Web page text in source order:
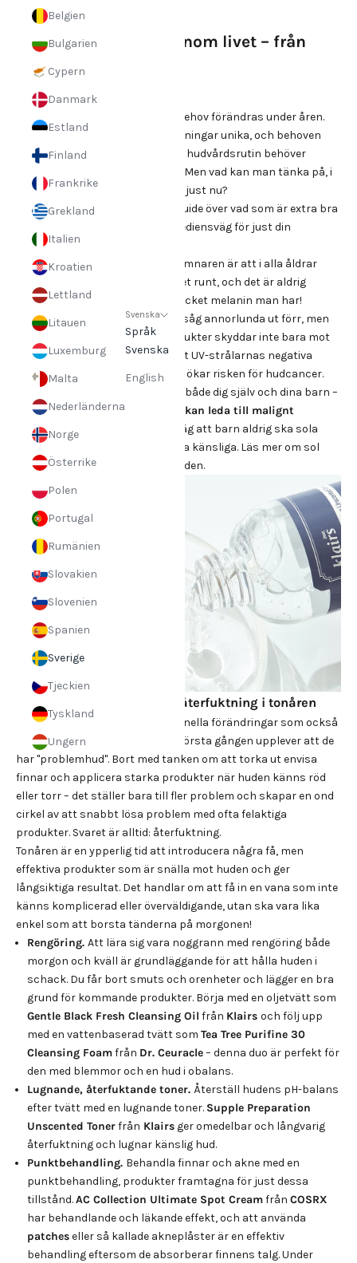
Belgien
Bulgarien
Cypern
Danmark
Estland
Finland
Frankrike
Grekland
Italien
Kroatien
Lettland
Litauen
Luxemburg
Malta
Nederländerna
Norge
Österrike
Polen
Portugal
Rumänien
Slovakien
Slovenien
Spanien
Sverige
Tjeckien
Tyskland
Ungern
Svenska
Språk
Svenska
English
Koreansk hudvård genom livet – från
tonåring till 50+
Huden, dess tillstånd och dess behov förändras under åren.
Självklart är genetiska förutsättningar unika, och behoven
kan snabbt förändras vilket ens hudvårdsrutin behöver
skräddarsys efter oavsett ålder. Men vad kan man tänka på, i
stora drag, där man befinner sig just nu?
Här följer en sammanfattande guide över vad som är extra bra
att tänka på i produkt- och ingrediensväg för just din
åldersgrupp!
Den viktigaste gemensamma nämnaren är att i alla åldrar
vara noggrann med solskydd året runt, och det är aldrig
försent att börja oavsett hur mycket melanin man har!
Trender och rekommendationer såg annorlunda ut förr, men
idag vet vi bättre. Solskyddsprodukter skyddar inte bara mot
hudens åldrande utan också mot UV-strålarnas negativa
effekter eftersom att bränna sig ökar risken för hudcancer.
Använd därför högt solskydd på både dig själv och dina barn –
att bränna sig redan som barn kan leda till malignt
melanom som vuxen
, så kom ihåg att barn aldrig ska sola
eftersom deras hudceller är extra känsliga. Läs mer om sol
och UV-strålning hos Cancerfonden.
Lära sig om rengöring och återfuktning i tonåren
Puberteten kommer med hormonella förändringar som också
påverkar huden, där många för första gången upplever att de
har "problemhud". Bort med tanken om att torka ut envisa
finnar och applicera starka produkter när huden känns röd
eller torr – det ställer bara till fler problem och skapar en ond
cirkel av att snabbt lösa problem med ofta felaktiga
produkter. Svaret är alltid: återfuktning.
Tonåren är en ypperlig tid att introducera några få, men
effektiva produkter som är snälla mot huden och ger
långsiktiga resultat. Det handlar om att få in en vana som inte
känns komplicerad eller överväldigande, utan ska vara lika
enkel som att borsta tänderna på morgonen!
Rengöring. Att lära sig vara noggrann med rengöring både
morgon och kväll är grundläggande för att hålla huden i
schack. Du får bort smuts och orenheter och lägger en bra
grund för kommande produkter. Börja med en oljetvätt som
Gentle Black Fresh Cleansing Oil från Klairs och följ upp
med en vattenbaserad tvätt som Tea Tree Purifine 30
Cleansing Foamfrån Dr. Ceuracle– denna duo är perfekt för
den med blemmor och en hud i obalans.
Lugnande, återfuktande toner. Återställ hudens pH-balans
efter tvätt med en lugnande toner. Supple Preparation
Unscented Tonerfrån Klairs ger omedelbar och långvarig
återfuktning och lugnar känslig hud.
Punktbehandling. Behandla finnar och akne med en
punktbehandling, produkter framtagna för just dessa
tillstånd.AC Collection Ultimate Spot Creamfrån COSRX
har behandlande och läkande effekt, och att använda
patcheseller så kallade akneplåster är en effektiv
behandling eftersom de absorberar finnens talg. Under